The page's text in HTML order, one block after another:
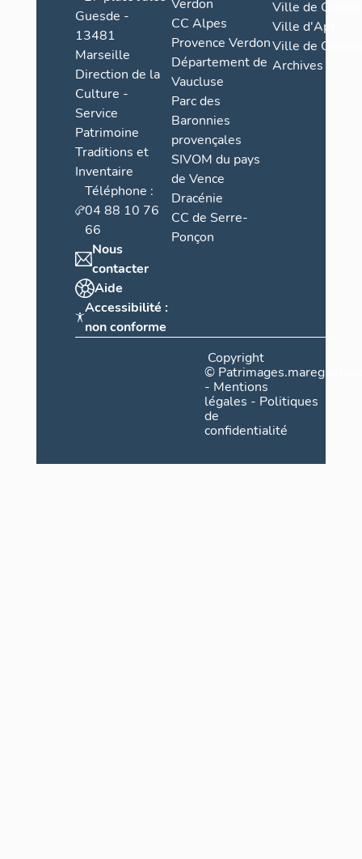
Guesde -
13481
Marseille
Direction de la
Culture -
Service
Patrimoine
Traditions et
Inventaire
Téléphone :
04 88 10 76
66
Nous
contacter
Aide
Accessibilité :
non conforme
Verdon
CC Alpes
Provence Verdon
Département de
Vaucluse
Parc des
Baronnies
provençales
SIVOM du pays
de Vence
Dracénie
CC de Serre-
Ponçon
Ville de Grasse
Ville d'Apt
Ville de
Archives
Copyright
©
- Mentions
légales - Politiques
de
confidentialité